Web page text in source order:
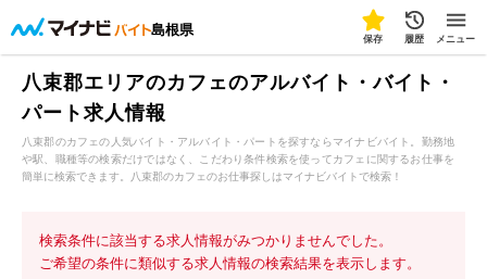
島根県
保存 履歴 メニュー
八束郡エリアのカフェのアルバイト・バイト・
パート求人情報
八束郡のカフェの人気バイト・アルバイト・パートを探すならマイナビバイト。勤務地
や駅、職種等の検索だけではなく、こだわり条件検索を使ってカフェに関するお仕事を
簡単に検索できます。八束郡のカフェのお仕事探しはマイナビバイトで検索！
検索条件に該当する求人情報がみつかりませんでした。
ご希望の条件に類似する求人情報の検索結果を表示します。